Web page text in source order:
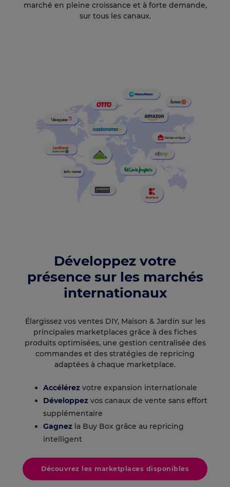
marché en pleine croissance et à forte demande,
sur tous les canaux.
Développez votre
présence sur les marchés
internationaux
Élargissez vos ventes DIY, Maison & Jardin sur les
principales marketplaces grâce à des fiches
produits optimisées, une gestion centralisée des
commandes et des stratégies de repricing
adaptées à chaque marketplace.
Accélérez votre expansion internationale
Développez vos canaux de vente sans effort
supplémentaire
Gagnez la Buy Box grâce au repricing
intelligent
Découvrez les marketplaces disponibles